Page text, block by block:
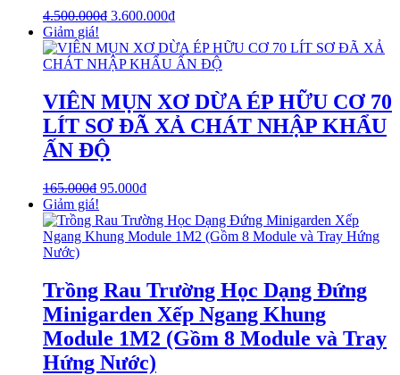
4.500.000₫ 3.600.000₫
Giảm giá!
VIÊN MỤN XƠ DỪA ÉP HỮU CƠ 70
LÍT SƠ ĐÃ XẢ CHÁT NHẬP KHẨU
ẤN ĐỘ
165.000₫ 95.000₫
Giảm giá!
Trồng Rau Trường Học Dạng Đứng
Minigarden Xếp Ngang Khung
Module 1M2 (Gồm 8 Module và Tray
Hứng Nước)